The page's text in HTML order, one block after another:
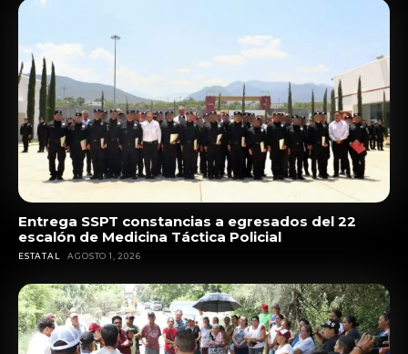
Entrega SSPT constancias a egresados del 22
escalón de Medicina Táctica Policial
ESTATAL AGOSTO 1, 2026